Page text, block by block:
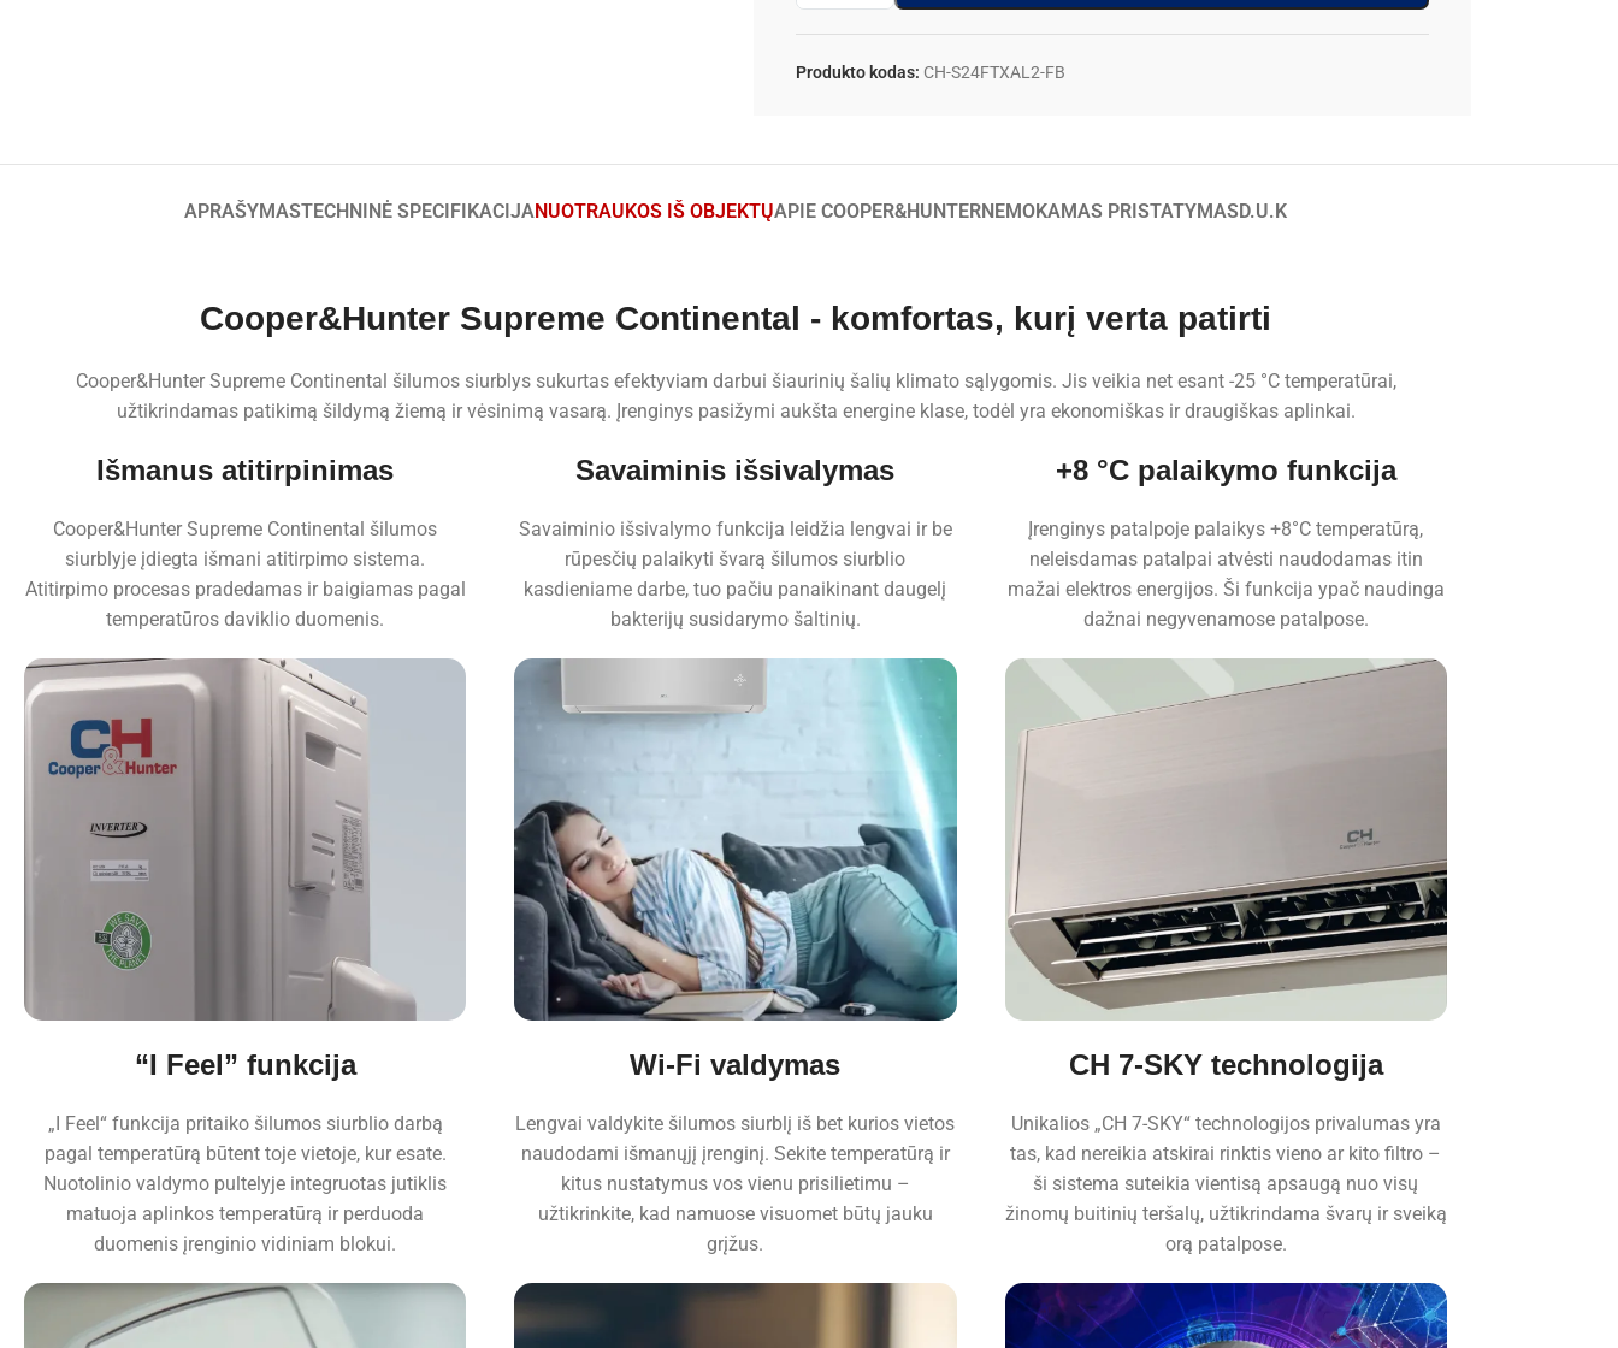
Produkto kodas: CH-S24FTXAL2-FB
APRAŠYMASTECHNINĖ SPECIFIKACIJANUOTRAUKOS IŠ OBJEKTŲAPIE COOPER&HUNTERNEMOKAMAS PRISTATYMAS D.U.K
Cooper&Hunter Supreme Continental - komfortas, kurį verta patirti
Cooper&Hunter Supreme Continental šilumos siurblys sukurtas efektyviam darbui šiaurinių šalių klimato sąlygomis. Jis veikia net esant -25 °C temperatūrai,
užtikrindamas patikimą šildymą žiemą ir vėsinimą vasarą. Įrenginys pasižymi aukšta energine klase, todėl yra ekonomiškas ir draugiškas aplinkai.
Išmanus atitirpinimas
Cooper&Hunter Supreme Continental šilumos
siurblyje įdiegta išmani atitirpimo sistema.
Atitirpimo procesas pradedamas ir baigiamas pagal
temperatūros daviklio duomenis.
Savaiminis išsivalymas
Savaiminio išsivalymo funkcija leidžia lengvai ir be
rūpesčių palaikyti švarą šilumos siurblio
kasdieniame darbe, tuo pačiu panaikinant daugelį
bakterijų susidarymo šaltinių.
+8 °C palaikymo funkcija
Įrenginys patalpoje palaikys +8°С temperatūrą,
neleisdamas patalpai atvėsti naudodamas itin
mažai elektros energijos. Ši funkcija ypač naudinga
dažnai negyvenamose patalpose.
“I Feel” funkcija
„I Feel“ funkcija pritaiko šilumos siurblio darbą
pagal temperatūrą būtent toje vietoje, kur esate.
Nuotolinio valdymo pultelyje integruotas jutiklis
matuoja aplinkos temperatūrą ir perduoda
duomenis įrenginio vidiniam blokui.
Wi-Fi valdymas
Lengvai valdykite šilumos siurblį iš bet kurios vietos
naudodami išmanųjį įrenginį. Sekite temperatūrą ir
kitus nustatymus vos vienu prisilietimu –
užtikrinkite, kad namuose visuomet būtų jauku
grįžus.
CH 7-SKY technologija
Unikalios „CH 7-SKY“ technologijos privalumas yra
tas, kad nereikia atskirai rinktis vieno ar kito filtro –
ši sistema suteikia vientisą apsaugą nuo visų
žinomų buitinių teršalų, užtikrindama švarų ir sveiką
orą patalpose.